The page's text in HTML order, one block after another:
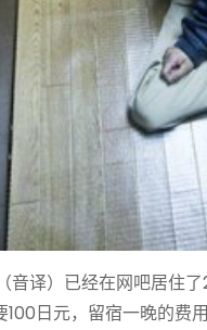
译）已经在网吧居住
日元，留宿一晚的